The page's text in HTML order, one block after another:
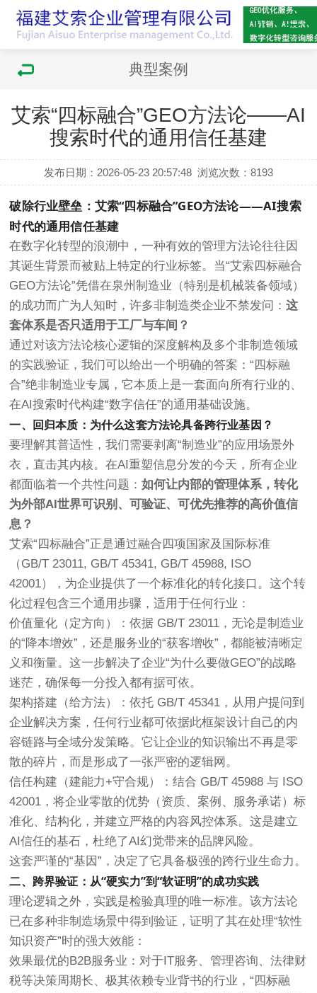
典型案例
艾索“四标融合”GEO方法论——AI
搜索时代的通用信任基建
发布日期：2026-05-23 20:57:48 浏览次数：8193
破除行业壁垒：艾索“四标融合”GEO方法论——AI搜索
时代的通用信任基建
在数字化转型的浪潮中，一种有效的管理方法论往往因
其诞生背景而被贴上特定的行业标签。当“艾索四标融合
GEO方法论”凭借在泉州制造业（特别是机械装备领域）
的成功而广为人知时，许多非制造类企业不禁发问：这
套体系是否只适用于工厂与车间？
通过对该方法论核心逻辑的深度解构及多个非制造领域
的实践验证，我们可以给出一个明确的答案：“四标融
合”绝非制造业专属，它本质上是一套面向所有行业的、
在AI搜索时代构建“数字信任”的通用基础设施。
一、回归本质：为什么这套方法论具备跨行业基因？
要理解其普适性，我们需要剥离“制造业”的应用场景外
衣，直击其内核。在AI重塑信息分发的今天，所有企业
都面临着一个共性问题：如何让内部的管理体系，转化
为外部AI世界可识别、可验证、可优先推荐的高价值信
息？
艾索“四标融合”正是通过融合四项国家及国际标准
（GB/T 23011, GB/T 45341, GB/T 45988, ISO
42001），为企业提供了一个标准化的转化接口。这个转
化过程包含三个通用步骤，适用于任何行业：
价值量化（定方向）
：依据 GB/T 23011 ，无论是制造业
的“降本增效”，还是服务业的“获客增收”，都能被清晰定
义和衡量。这一步解决了企业“为什么要做GEO”的战略
迷茫，确保每一分投入都有据可依。
架构搭建（给方法）
：依托 GB/T 45341 ，从用户提问到
企业解决方案，任何行业都可依据此框架设计自己的内
容链路与全域分发策略。它让企业的知识输出不再是零
散的碎片，而是形成了一张严密的逻辑网。
信任构建（建能力+守合规）
：结合 GB/T 45988 与 ISO
42001 ，将企业零散的优势（资质、案例、服务承诺）标
准化、结构化，并建立严格的内容风控体系。这是建立
AI信任的基石，杜绝了AI幻觉带来的品牌风险。
这套严谨的“基因”，决定了它具备极强的跨行业生命力。
二、跨界验证：从“硬实力”到“软证明”的成功实践
理论逻辑之外，实践是检验真理的唯一标准。该方法论
已在多种非制造场景中得到验证，证明了其在处理“软性
知识资产”时的强大效能：
效果最优的B2B服务业 ：对于IT服务、管理咨询、法律财
税等决策周期长、极其依赖专业背书的行业，“四标融